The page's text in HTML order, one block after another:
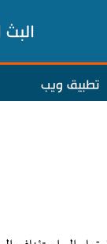
البث
تطبيق ويب